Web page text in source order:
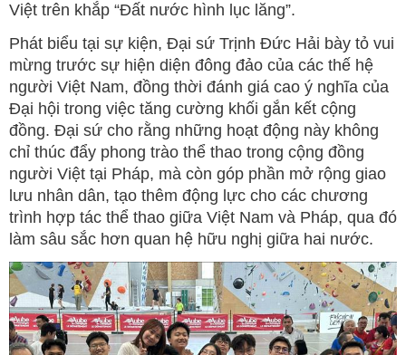
Việt trên khắp “Đất nước hình lục lăng”.
Phát biểu tại sự kiện, Đại sứ Trịnh Đức Hải bày tỏ vui
mừng trước sự hiện diện đông đảo của các thế hệ
người Việt Nam, đồng thời đánh giá cao ý nghĩa của
Đại hội trong việc tăng cường khối gắn kết cộng
đồng. Đại sứ cho rằng những hoạt động này không
chỉ thúc đẩy phong trào thể thao trong cộng đồng
người Việt tại Pháp, mà còn góp phần mở rộng giao
lưu nhân dân, tạo thêm động lực cho các chương
trình hợp tác thể thao giữa Việt Nam và Pháp, qua đó
làm sâu sắc hơn quan hệ hữu nghị giữa hai nước.